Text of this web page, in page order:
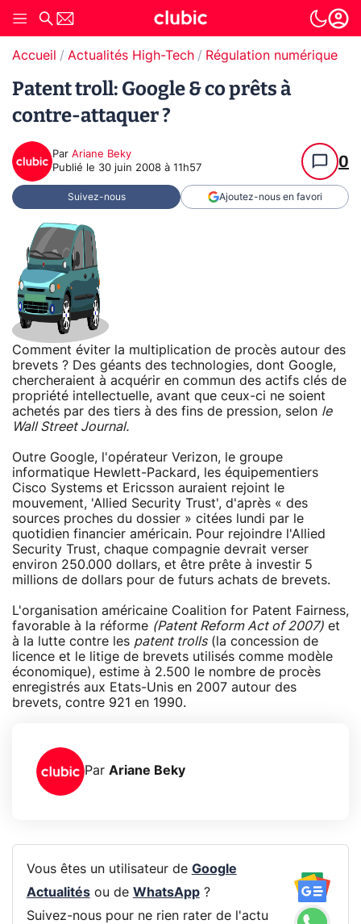
Accueil Actualités High-Tech Régulation numérique
Patent troll: Google & co prêts à
contre-attaquer ?
Par Ariane Beky
Publié le 30 juin 2008 à 11h57 0
Suivez-nous Ajoutez-nous en favori
Comment éviter la multiplication de procès autour des
brevets ? Des géants des technologies, dont Google,
chercheraient à acquérir en commun des actifs clés de
propriété intellectuelle, avant que ceux-ci ne soient
achetés par des tiers à des fins de pression, selon le
Wall Street Journal.
Outre Google, l'opérateur Verizon, le groupe
informatique Hewlett-Packard, les équipementiers
Cisco Systems et Ericsson auraient rejoint le
mouvement, 'Allied Security Trust', d'après « des
sources proches du dossier » citées lundi par le
quotidien financier américain. Pour rejoindre l'Allied
Security Trust, chaque compagnie devrait verser
environ 250.000 dollars, et être prête à investir 5
millions de dollars pour de futurs achats de brevets.
L'organisation américaine Coalition for Patent Fairness,
favorable à la réforme (Patent Reform Act of 2007) et
à la lutte contre les patent trolls(la concession de
licence et le litige de brevets utilisés comme modèle
économique), estime à 2.500 le nombre de procès
enregistrés aux Etats-Unis en 2007 autour des
brevets, contre 921 en 1990.
Par Ariane Beky
Vous êtes un utilisateur de Google
Actualitésou de WhatsApp?
Suivez-nous pour ne rien rater de l'actu